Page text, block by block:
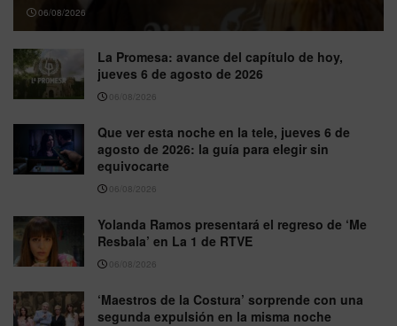
06/08/2026
La Promesa: avance del capítulo de hoy,
jueves 6 de agosto de 2026
06/08/2026
Que ver esta noche en la tele, jueves 6 de
agosto de 2026: la guía para elegir sin
equivocarte
06/08/2026
Yolanda Ramos presentará el regreso de ‘Me
Resbala’ en La 1 de RTVE
06/08/2026
‘Maestros de la Costura’ sorprende con una
segunda expulsión en la misma noche